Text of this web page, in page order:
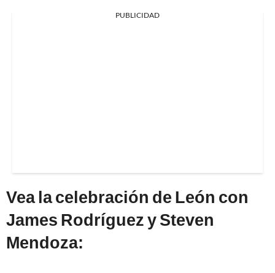
PUBLICIDAD
Vea la celebración de León con
James Rodríguez y Steven
Mendoza: